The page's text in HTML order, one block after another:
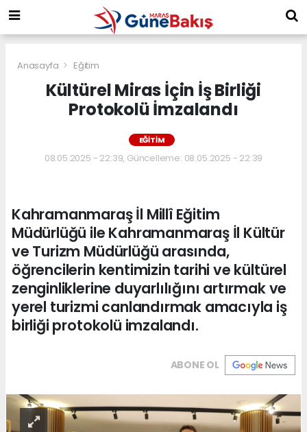
Anasayfa Eğitim
Kültürel Miras İçin İş Birliği
Protokolü İmzalandı
EĞITIM
08.05.2025 - 22:39, Güncelleme: 08.05.2025 - 22:39
Kahramanmaraş İl Millî Eğitim
Müdürlüğü ile Kahramanmaraş İl Kültür
ve Turizm Müdürlüğü arasında,
öğrencilerin kentimizin tarihi ve kültürel
zenginliklerine duyarlılığını artırmak ve
yerel turizmi canlandırmak amacıyla iş
birliği protokolü imzalandı.
ABONE OL